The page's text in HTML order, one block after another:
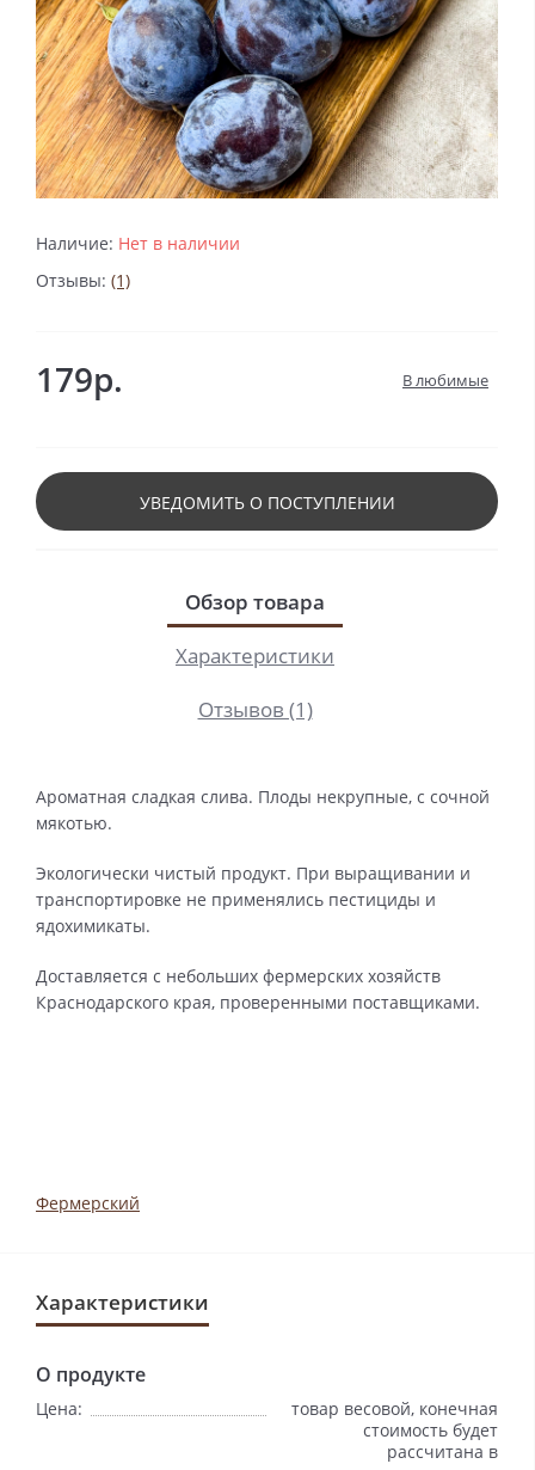
Наличие: Нет в наличии
Отзывы: (1)
179р. В любимые
УВЕДОМИТЬ О ПОСТУПЛЕНИИ
Обзор товара
Характеристики
Отзывов (1)
Ароматная сладкая слива. Плоды некрупные, с сочной
мякотью.
Экологически чистый продукт. При выращивании и
транспортировке не применялись пестициды и
ядохимикаты.
Доставляется с небольших фермерских хозяйств
Краснодарского края, проверенными поставщиками.
Фермерский
Характеристики
О продукте
Цена:
товар весовой, конечная
стоимость будет
рассчитана в